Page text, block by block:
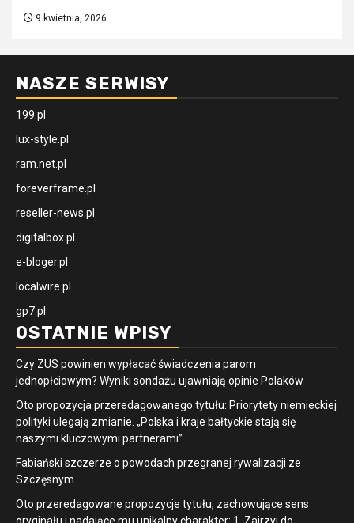
9 kwietnia, 2026
NASZE SERWISY
199.pl
lux-style.pl
ram.net.pl
foreverframe.pl
reseller-news.pl
digitalbox.pl
e-bloger.pl
localwire.pl
gp7.pl
OSTATNIE WPISY
Czy ZUS powinien wypłacać świadczenia parom
jednopłciowym? Wyniki sondażu ujawniają opinie Polaków
Oto propozycja przeredagowanego tytułu: Priorytety niemieckiej
polityki ulegają zmianie. „Polska i kraje bałtyckie stają się
naszymi kluczowymi partnerami”
Fabiański szczerze o powodach przegranej rywalizacji ze
Szczęsnym
Oto przeredagowane propozycje tytułu, zachowujące sens
oryginału i nadające mu unikalny charakter: 1. Zajrzyj do